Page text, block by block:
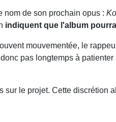
nom de son prochain opus :
indiquent que l'album
mouvementée, le
pas longtemps à
le projet. Cette discrétion